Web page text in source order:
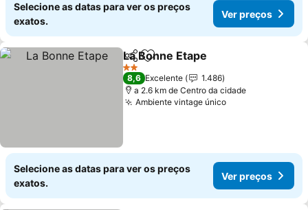
Selecione as datas para ver os preços
exatos.
Ver preços
PartilharAdicionar aos favoritos
La Bonne Etape
2 Estrelas
8,6 Excelente
1.486
a 2.6 km de Centro da cidade
Ambiente vintage únicoVer preços
Selecione as datas para ver os preços
exatos.
Ver preços